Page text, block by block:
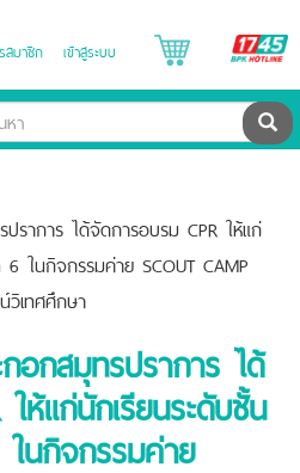
สมาชิก เข้าสู่ระบบ
ค้น
ปราการ ได้จัดการอบรม CPR ให้แก่
ในกิจกรรมค่าย SCOUT CAMP
วิเทศศึกษา
อกสมุทรปราการ ได้
ห้แก่นักเรียนระดับชั้น
นกิจกรรมค่าย